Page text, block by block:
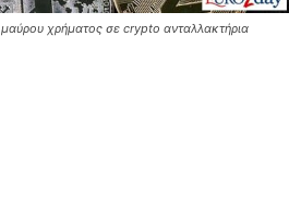
μαύρου χρήματος σε crypto ανταλλακτήρια